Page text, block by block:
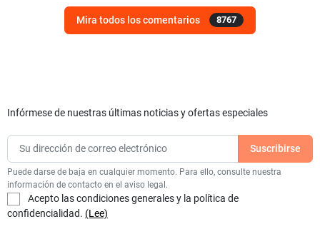
Mira todos los comentarios 8767
Infórmese de nuestras últimas noticias y ofertas especiales
Puede darse de baja en cualquier momento. Para ello, consulte nuestra
información de contacto en el aviso legal.
Acepto las condiciones generales y la política de
confidencialidad. (Lee)